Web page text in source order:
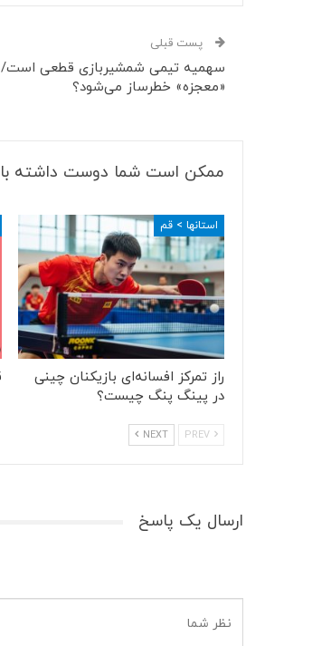
پست قبلی
سهمیه تیمی شمشیربازی قطعی است/
«معجزه» خطرساز می‌شود؟
ممکن است شما دوست داشته
استانها > قم
راز تمرکز افسانه‌ای بازیکنان چینی
در پینگ پنگ چیست؟
NEXT
ارسال یک پاسخ